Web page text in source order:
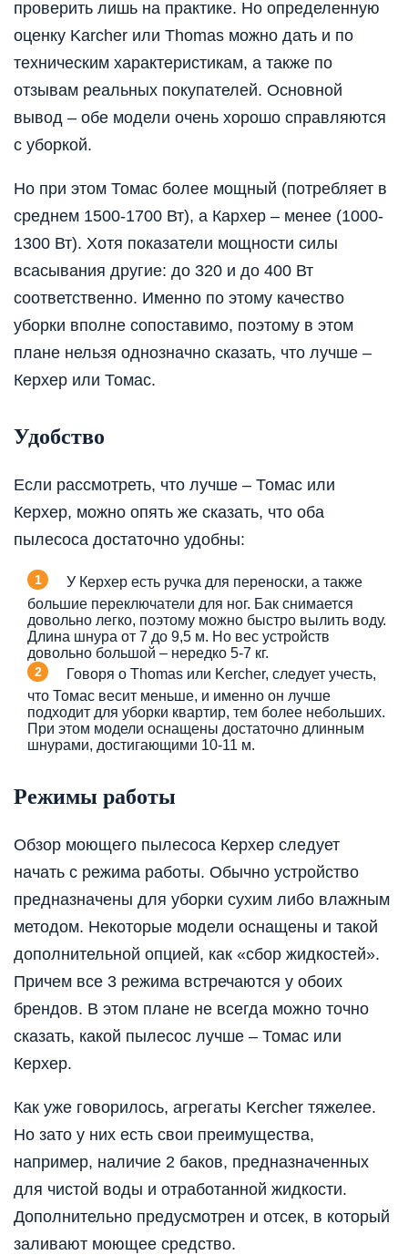
проверить лишь на практике. Но определенную
оценку Karcher или Thomas можно дать и по
техническим характеристикам, а также по
отзывам реальных покупателей. Основной
вывод – обе модели очень хорошо справляются
с уборкой.
Но при этом Томас более мощный (потребляет в
среднем 1500-1700 Вт), а Кархер – менее (1000-
1300 Вт). Хотя показатели мощности силы
всасывания другие: до 320 и до 400 Вт
соответственно. Именно по этому качество
уборки вполне сопоставимо, поэтому в этом
плане нельзя однозначно сказать, что лучше –
Керхер или Томас.
Удобство
Если рассмотреть, что лучше – Томас или
Керхер, можно опять же сказать, что оба
пылесоса достаточно удобны:
У Керхер есть ручка для переноски, а также
большие переключатели для ног. Бак снимается
довольно легко, поэтому можно быстро вылить воду.
Длина шнура от 7 до 9,5 м. Но вес устройств
довольно большой – нередко 5-7 кг.
Говоря о Thomas или Kercher, следует учесть,
что Томас весит меньше, и именно он лучше
подходит для уборки квартир, тем более небольших.
При этом модели оснащены достаточно длинным
шнурами, достигающими 10-11 м.
Режимы работы
Обзор моющего пылесоса Керхер следует
начать с режима работы. Обычно устройство
предназначены для уборки сухим либо влажным
методом. Некоторые модели оснащены и такой
дополнительной опцией, как «сбор жидкостей».
Причем все 3 режима встречаются у обоих
брендов. В этом плане не всегда можно точно
сказать, какой пылесос лучше – Томас или
Керхер.
Как уже говорилось, агрегаты Kercher тяжелее.
Но зато у них есть свои преимущества,
например, наличие 2 баков, предназначенных
для чистой воды и отработанной жидкости.
Дополнительно предусмотрен и отсек, в который
заливают моющее средство.